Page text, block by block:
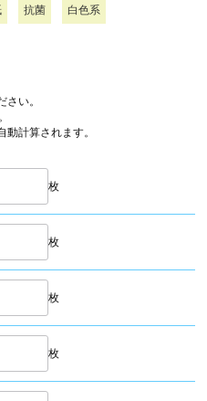
抗菌 白色系
い。
動計算されます。
枚
枚
枚
枚